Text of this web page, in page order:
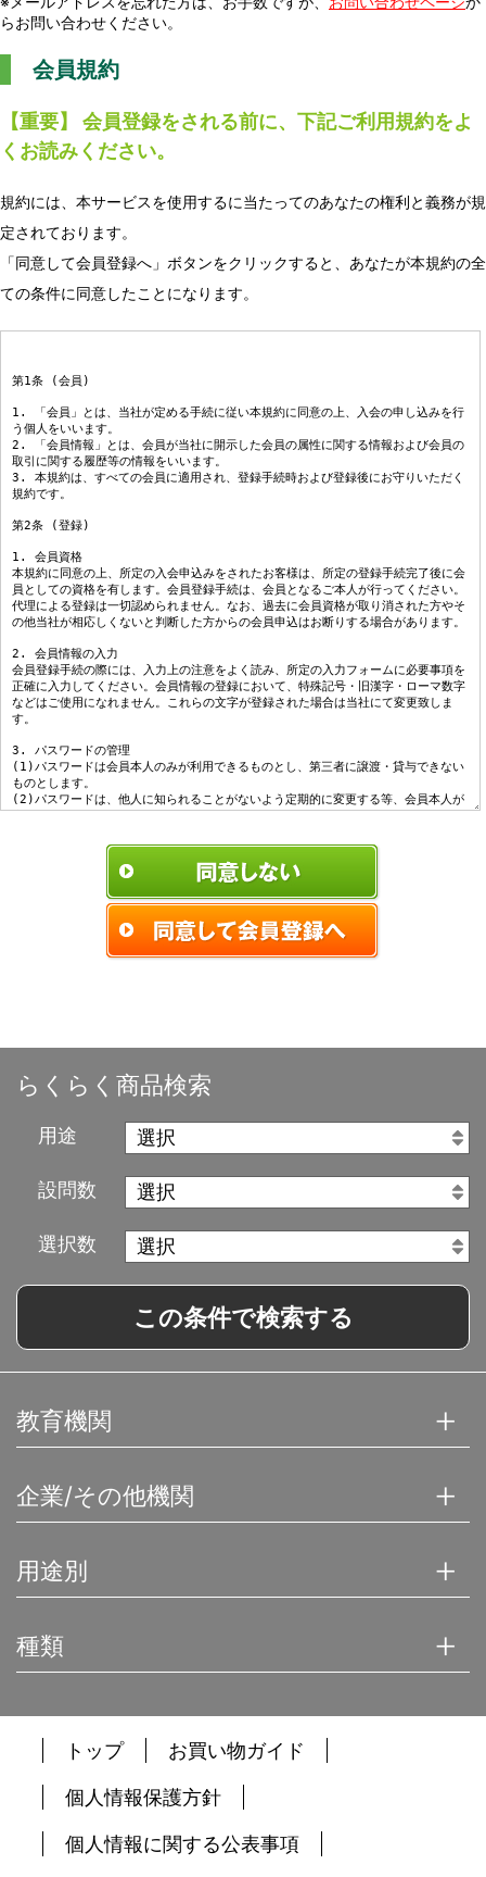
らお問い合わせください。
会員規約
【重要】 会員登録をされる前に、下記ご利用規約をよ
くお読みください。
規約には、本サービスを使用するに当たってのあなたの権利と義務が規
定されております。
「同意して会員登録へ」ボタンをクリックすると、あなたが本規約の全
ての条件に同意したことになります。
らくらく商品検索
用途
設問数
選択数
この条件で検索する
教育機関
企業/その他機関
用途別
種類
トップ お買い物ガイド
個人情報保護方針
個人情報に関する公表事項